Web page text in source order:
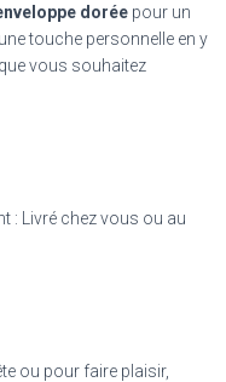
dorée pour un
touche personnelle en y
vous souhaitez
: Livré chez vous ou au
ou pour faire plaisir,